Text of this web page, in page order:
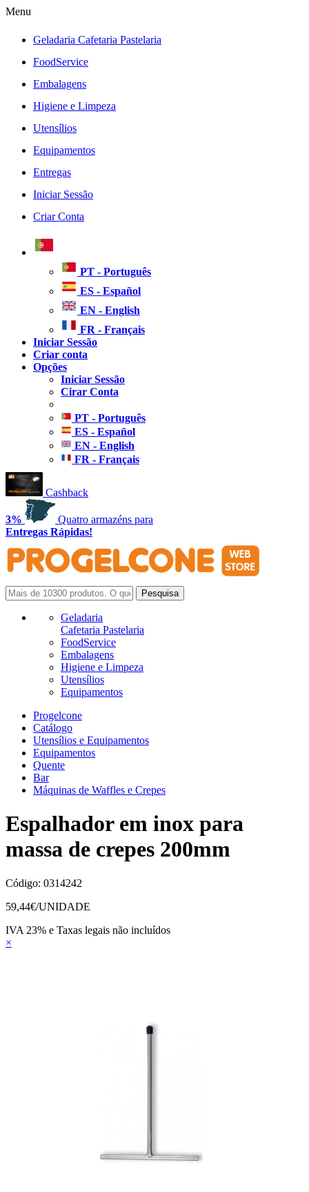
Menu
Geladaria Cafetaria Pastelaria
FoodService
Embalagens
Higiene e Limpeza
Utensílios
Equipamentos
Entregas
Iniciar Sessão
Criar Conta
PT - Português
ES - Español
EN - English
FR - Français
Iniciar Sessão
Criar conta
Opções
Iniciar Sessão
Cirar Conta
PT - Português
ES - Español
EN - English
FR - Français
Cashback
3%
Quatro armazéns para
Entregas Rápidas!
Geladaria
Cafetaria Pastelaria
FoodService
Embalagens
Higiene e Limpeza
Utensílios
Equipamentos
Progelcone
Catálogo
Utensílios e Equipamentos
Equipamentos
Quente
Bar
Máquinas de Waffles e Crepes
Espalhador em inox para
massa de crepes 200mm
Código: 0314242
59,44€/UNIDADE
IVA 23% e Taxas legais não incluídos
×